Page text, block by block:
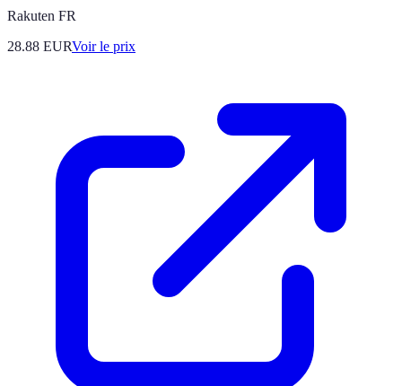
Rakuten FR
28.88 EURVoir le prix